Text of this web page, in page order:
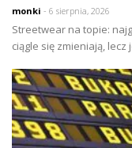
monki - 6 sierpnia, 2026
Streetwear na topie:
ciągle się zmieniają, lecz